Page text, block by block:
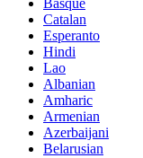
Basque
Catalan
Esperanto
Hindi
Lao
Albanian
Amharic
Armenian
Azerbaijani
Belarusian